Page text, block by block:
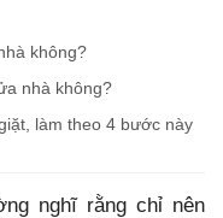
không?
nhà không?
làm theo 4 bước này
nghĩ rằng chỉ nên